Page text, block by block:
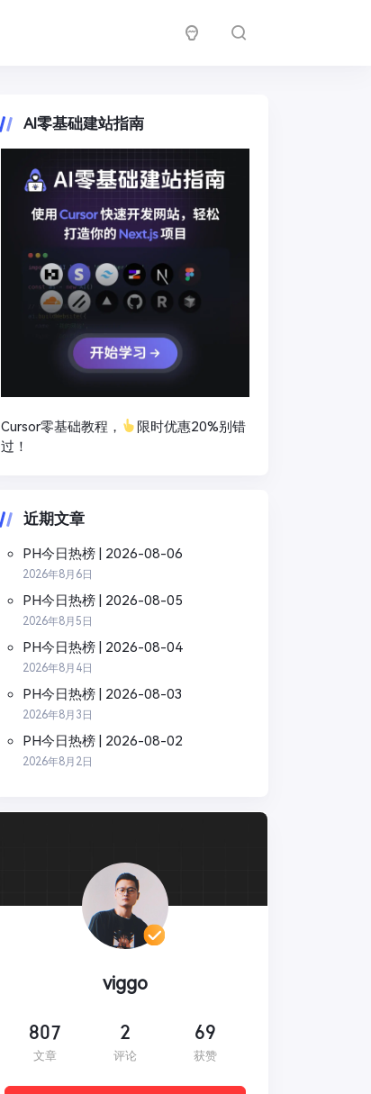
AI零基础建站指南
Cursor零基础教程，
限时优惠20%别错
过！
近期文章
PH今日热榜 | 2026-08-06
2026年8月6日
PH今日热榜 | 2026-08-05
2026年8月5日
PH今日热榜 | 2026-08-04
2026年8月4日
PH今日热榜 | 2026-08-03
2026年8月3日
PH今日热榜 | 2026-08-02
2026年8月2日
viggo
807
文章
2
评论
69
获赞